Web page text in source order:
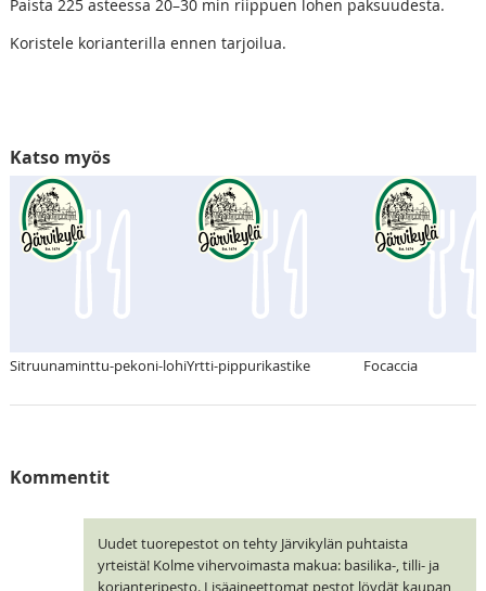
Paista 225 asteessa 20–30 min riippuen lohen paksuudesta.
Koristele korianterilla ennen tarjoilua.
Katso myös
Sitruunaminttu-pekoni-lohiYrtti-pippurikastike Focaccia
Kommentit
Uudet tuorepestot on tehty Järvikylän puhtaista
yrteistä! Kolme vihervoimasta makua: basilika-, tilli- ja
korianteripesto. Lisäaineettomat pestot löydät kaupan